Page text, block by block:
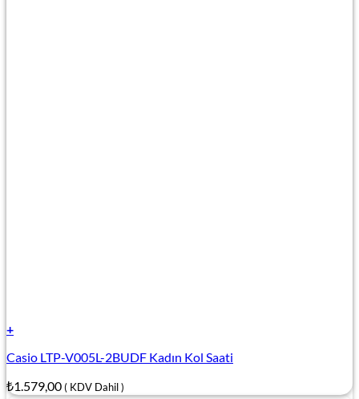
+
Casio LTP-V005L-2BUDF Kadın Kol Saati
₺1.579,00( KDV Dahil )